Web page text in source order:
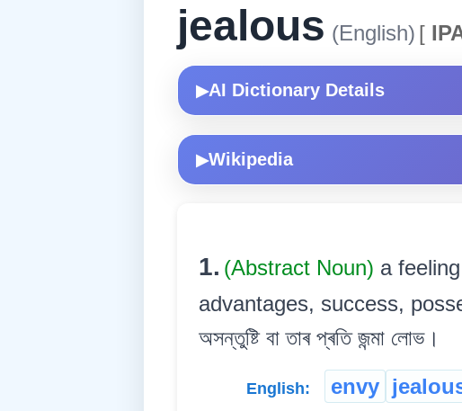
jealous (English) [
▶AI Dictionary Details
▶Wikipedia
1. (Abstract Noun) a
advantages, success,
অসন্তুষ্টি বা তাৰ প্ৰতি জন্মা লোভ।
English: envy